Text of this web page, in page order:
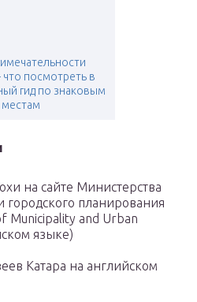
посмотреть в
гид по знаковым
местам
на сайте Министерства
городского планирования
Municipality and Urban
языке)
Катара на английском